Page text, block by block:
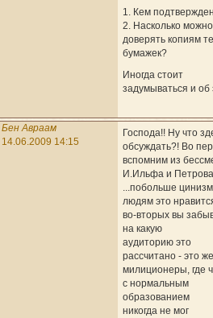
1. Кем
2. Насколько можно
доверять копиям
бумажек?
Иногда стоит
задумываться и об
Бен Авраам
14.06.2009 14:15
Господа!! Ну что
обсуждать?! Во
вспомним из
И.Ильфа и
...побольше
людям это
во-вторых вы
на какую
аудиторию это
рассчитано - это же
милиционеры, где
с нормальным
образованием
никогда не мог